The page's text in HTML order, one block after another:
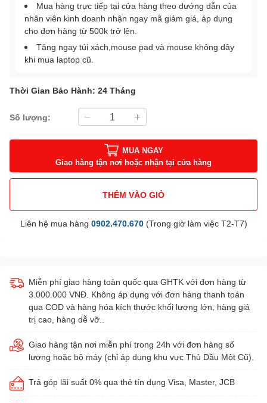
Mua hàng trực tiếp tại cửa hàng theo dướng dẫn của
nhân viên kinh doanh nhận ngay mã giảm giá, áp dụng
cho đơn hàng từ 500k trở lên.
Tặng ngay túi xách,mouse pad và mouse không dây
khi mua laptop cũ.
Thời Gian Bảo Hành: 24 Tháng
Số lượng:
MUA NGAY
Giao hàng tận nơi hoặc nhận tại cửa hàng
THÊM VÀO GIỎ
Liên hệ mua hàng 0902.470.670(Trong giờ làm việc T2-T7)
Miễn phí giao hàng toàn quốc qua GHTK với đơn hàng từ
3.000.000 VNĐ. Không áp dụng với đơn hàng thanh toán
qua COD và hàng hóa kích thước khối lượng lớn, hàng giá
trị cao, hàng dễ vỡ..
Giao hàng tận nơi miễn phí trong 24h với đơn hàng số
lượng hoặc bộ máy (chỉ áp dụng khu vực Thủ Dầu Một Cũ).
Trả góp lãi suất 0% qua thẻ tín dụng Visa, Master, JCB